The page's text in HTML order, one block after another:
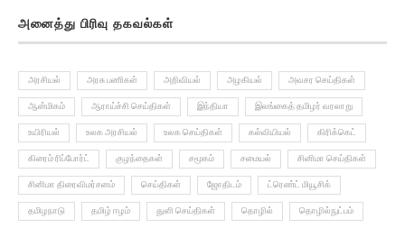
அனைத்து பிரிவு தகவல்கள்
அரசியல் அரசு பணிகள் அறிவியல் அழகியல் அவசர செய்திகள்
ஆன்மிகம் ஆராய்ச்சி செய்திகள் இந்தியா இலங்கைத் தமிழர் வரலாறு
உயிரியல் உலக அரசியல் உலக செய்திகள் கல்வியியல் கிரிக்கெட்
கிரைம் ரிப்போர்ட் குழந்தைகள் சமூகம் சமையல் சினிமா செய்திகள்
சினிமா திரைவிமர்சனம் செய்திகள் ஜோதிடம் ட்ரெண்ட் மியூசிக்
தமிழநாடு தமிழ் ஈழம் துளி செய்திகள் தொழில் தொழில்நுட்பம்